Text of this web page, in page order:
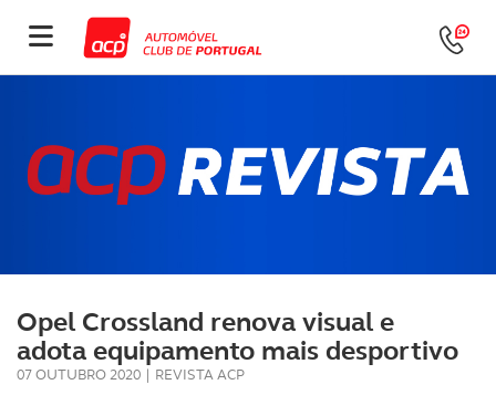
Opel Crossland renova visual e
adota equipamento mais desportivo
07 OUTUBRO 2020 | REVISTA ACP